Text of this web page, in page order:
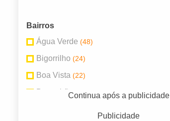
Bairros
Água Verde (48)
Bigorrilho (24)
Boa Vista (22)
Boqueirão(41)
Continua após a publicidade
Publicidade